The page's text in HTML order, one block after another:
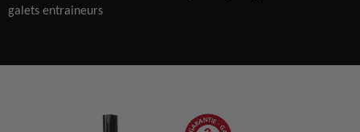
galets entraineurs